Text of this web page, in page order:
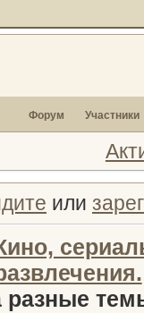
Форум Участники
или
разные